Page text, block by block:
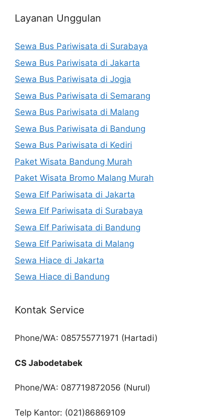
Layanan Unggulan
Sewa Bus Pariwisata di Surabaya
Sewa Bus Pariwisata di Jakarta
Sewa Bus Pariwisata di Jogja
Sewa Bus Pariwisata di Semarang
Sewa Bus Pariwisata di Malang
Sewa Bus Pariwisata di Bandung
Sewa Bus Pariwisata di Kediri
Paket Wisata Bandung Murah
Paket Wisata Bromo Malang Murah
Sewa Elf Pariwisata di Jakarta
Sewa Elf Pariwisata di Surabaya
Sewa Elf Pariwisata di Bandung
Sewa Elf Pariwisata di Malang
Sewa Hiace di Jakarta
Sewa Hiace di Bandung
Kontak Service
Phone/WA: 085755771971 (Hartadi)
CS Jabodetabek
Phone/WA: 087719872056 (Nurul)
Telp Kantor: (021)86869109